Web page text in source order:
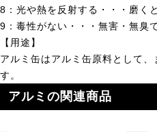
8：光や熱を反射する・・・磨く
9：毒性がない・・・無害・無臭で
【用途】
アルミ缶はアルミ缶原料として
す。
アルミの関連商品